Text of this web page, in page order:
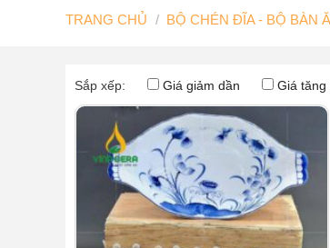
TRANG CHỦ / BỘ CHÉN ĐĨA - BỘ BÀN
Sắp xếp: Giá giảm dần Giá tăng